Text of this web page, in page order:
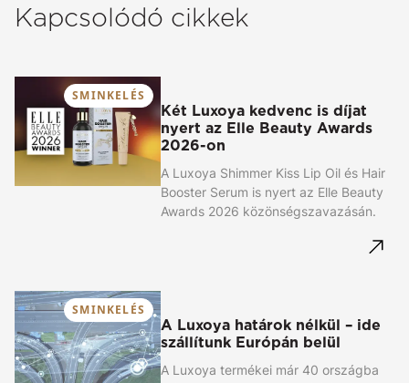
Kapcsolódó cikkek
SMINKELÉS
Két Luxoya kedvenc is díjat
nyert az Elle Beauty Awards
2026-on
A Luxoya Shimmer Kiss Lip Oil és Hair
Booster Serum is nyert az Elle Beauty
Awards 2026 közönségszavazásán.
SMINKELÉS
A Luxoya határok nélkül – ide
szállítunk Európán belül
A Luxoya termékei már 40 országba